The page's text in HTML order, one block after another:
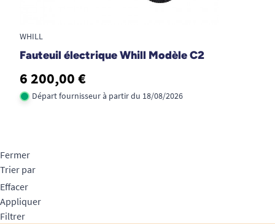
WHILL
Fauteuil électrique Whill Modèle C2
6 200,00 €
Départ fournisseur à partir du 18/08/2026
Fermer
Trier par
Effacer
Appliquer
Filtrer